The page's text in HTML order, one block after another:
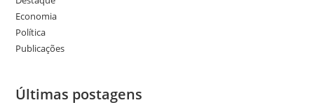
Economia
Política
Publicações
Últimas postagens